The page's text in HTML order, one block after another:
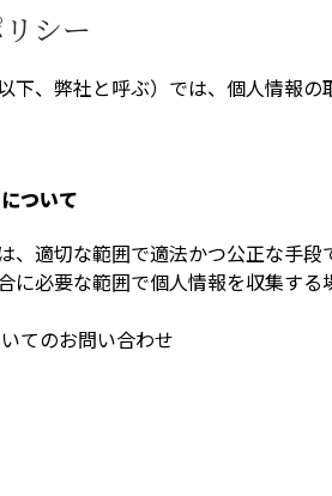
シー
下、弊社と呼ぶ）では、個人情報
ついて
、適切な範囲で適法かつ公正な手
に必要な範囲で個人情報を収集する
てのお問い合わせ